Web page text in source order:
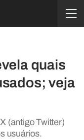
quais
veja
(antigo Twitter)
usuários.